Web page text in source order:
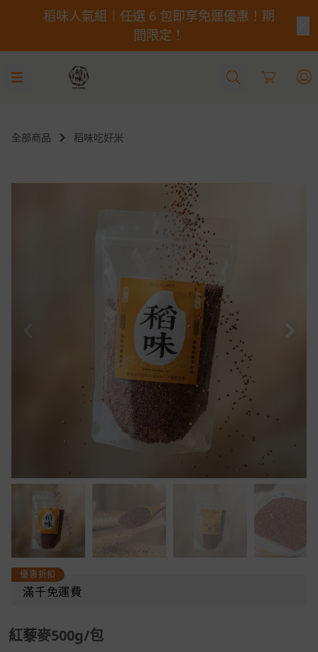
稻味人氣組｜任選 6 包即享免運優惠！期
間限定！
Cart
全部商品 稻味吃好米
優惠折扣
滿千免運費
紅藜麥500g/包